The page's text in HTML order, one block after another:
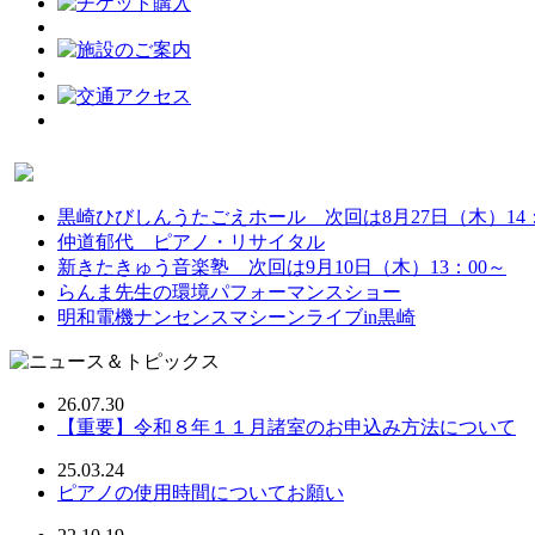
黒崎ひびしんうたごえホール 次回は8月27日（木）14
仲道郁代 ピアノ・リサイタル
新きたきゅう音楽塾 次回は9月10日（木）13：00～
らんま先生の環境パフォーマンスショー
明和電機ナンセンスマシーンライブin黒崎
26.07.30
【重要】令和８年１１月諸室のお申込み方法について
25.03.24
ピアノの使用時間についてお願い